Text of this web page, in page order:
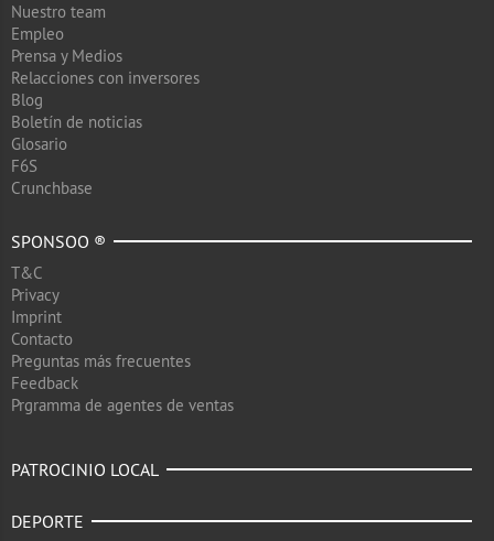
Nuestro team
Empleo
Prensa y Medios
Relacciones con inversores
Blog
Boletín de noticias
Glosario
F6S
Crunchbase
SPONSOO ®
T&C
Privacy
Imprint
Contacto
Preguntas más frecuentes
Feedback
Prgramma de agentes de ventas
PATROCINIO LOCAL
DEPORTE